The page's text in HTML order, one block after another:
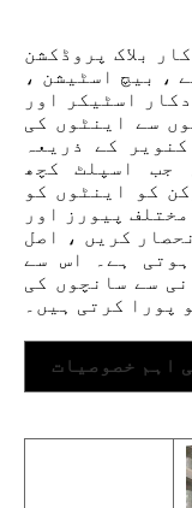
بلاک پروڈکشن
، بیچ اسٹیشن ،
اسٹیکر اور
سے اینٹوں کی
کے ذریعہ
جب اسپلٹ کچھ
کو اینٹوں کو
مختلف پیورز اور
کریں ، اصل
ہوتی ہے۔ اس سے
سے سانچوں کی